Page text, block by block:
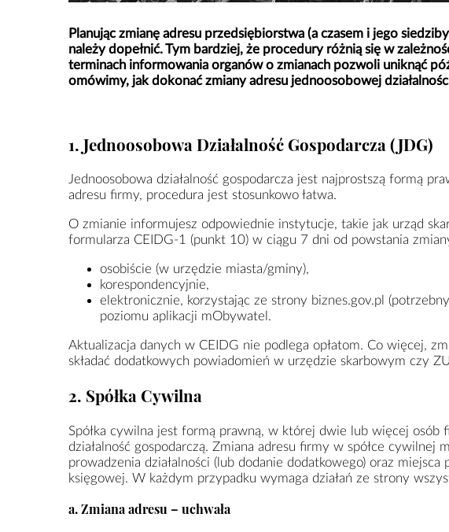
Planując zmianę adresu przedsiębiorstwa (a czasem i jego
należy dopełnić. Tym bardziej, że procedury różnią się w
terminach informowania organów o zmianach pozwoli uniknąć
omówimy, jak dokonać zmiany adresu jednoosobowej
1. Jednoosobowa Działalność Gospodarcza (JDG)
Jednoosobowa działalność gospodarcza jest najprostszą formą
adresu firmy, procedura jest stosunkowo łatwa.
O zmianie informujesz odpowiednie instytucje, takie jak urząd
formularza CEIDG-1 (punkt 10) w ciągu 7 dni od powstania
osobiście (w urzędzie miasta/gminy),
korespondencyjnie,
elektronicznie, korzystając ze strony biznes.gov.pl
poziomu aplikacji mObywatel.
Aktualizacja danych w CEIDG nie podlega opłatom. Co więcej,
składać dodatkowych powiadomień w urzędzie skarbowym czy
2. Spółka Cywilna
Spółka cywilna jest formą prawną, w której dwie lub więcej
działalność gospodarczą. Zmiana adresu firmy w spółce cywilnej
prowadzenia działalności (lub dodanie dodatkowego) oraz
księgowej. W każdym przypadku wymaga działań ze strony
a. Zmiana adresu – uchwała